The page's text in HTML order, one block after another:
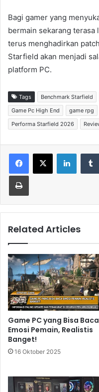
Bagi gamer yang
bermain sekarang terasa
terus menghadirkan
Starfield akan menjadi
platform PC.
Tags Benchmark Starfield
Game Pc High End
game rpg
Performa Starfield 2026
Related Articles
Game PC yang Bisa Baca
Emosi Pemain, Realistis
Banget!
16 Oktober 2025